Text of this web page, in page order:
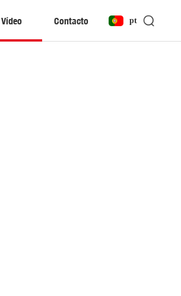
Vídeo Contacto pt